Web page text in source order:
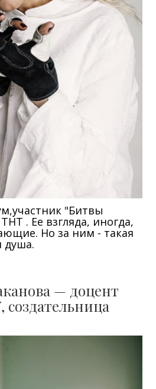
"Битвы
. Ее взгляда, иногда,
Но за ним - такая
душа.
— доцент